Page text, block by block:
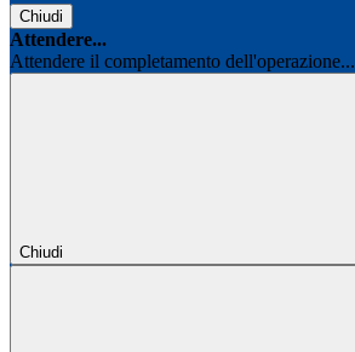
Chiudi
Attendere...
Attendere il completamento dell'operazione...
Chiudi